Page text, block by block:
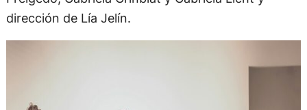
dirección de Lía Jelín.